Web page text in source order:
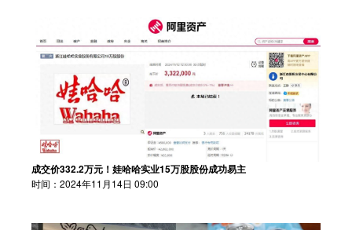
成交价332.2万元！娃哈哈实业15万股股份成功易主
时间：2024年11月14日 09:00